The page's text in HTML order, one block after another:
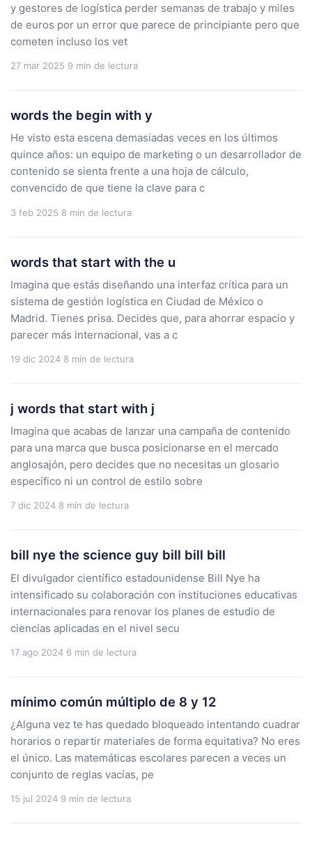
y gestores de logística perder semanas de trabajo y miles
de euros por un error que parece de principiante pero que
cometen incluso los vet
27 mar 2025 9 min de lectura
words the begin with y
He visto esta escena demasiadas veces en los últimos
quince años: un equipo de marketing o un desarrollador de
contenido se sienta frente a una hoja de cálculo,
convencido de que tiene la clave para c
3 feb 2025 8 min de lectura
words that start with the u
Imagina que estás diseñando una interfaz crítica para un
sistema de gestión logística en Ciudad de México o
Madrid. Tienes prisa. Decides que, para ahorrar espacio y
parecer más internacional, vas a c
19 dic 2024 8 min de lectura
j words that start with j
Imagina que acabas de lanzar una campaña de contenido
para una marca que busca posicionarse en el mercado
anglosajón, pero decides que no necesitas un glosario
específico ni un control de estilo sobre
7 dic 2024 8 min de lectura
bill nye the science guy bill bill bill
El divulgador científico estadounidense Bill Nye ha
intensificado su colaboración con instituciones educativas
internacionales para renovar los planes de estudio de
ciencias aplicadas en el nivel secu
17 ago 2024 6 min de lectura
mínimo común múltiplo de 8 y 12
¿Alguna vez te has quedado bloqueado intentando cuadrar
horarios o repartir materiales de forma equitativa? No eres
el único. Las matemáticas escolares parecen a veces un
conjunto de reglas vacías, pe
15 jul 2024 9 min de lectura